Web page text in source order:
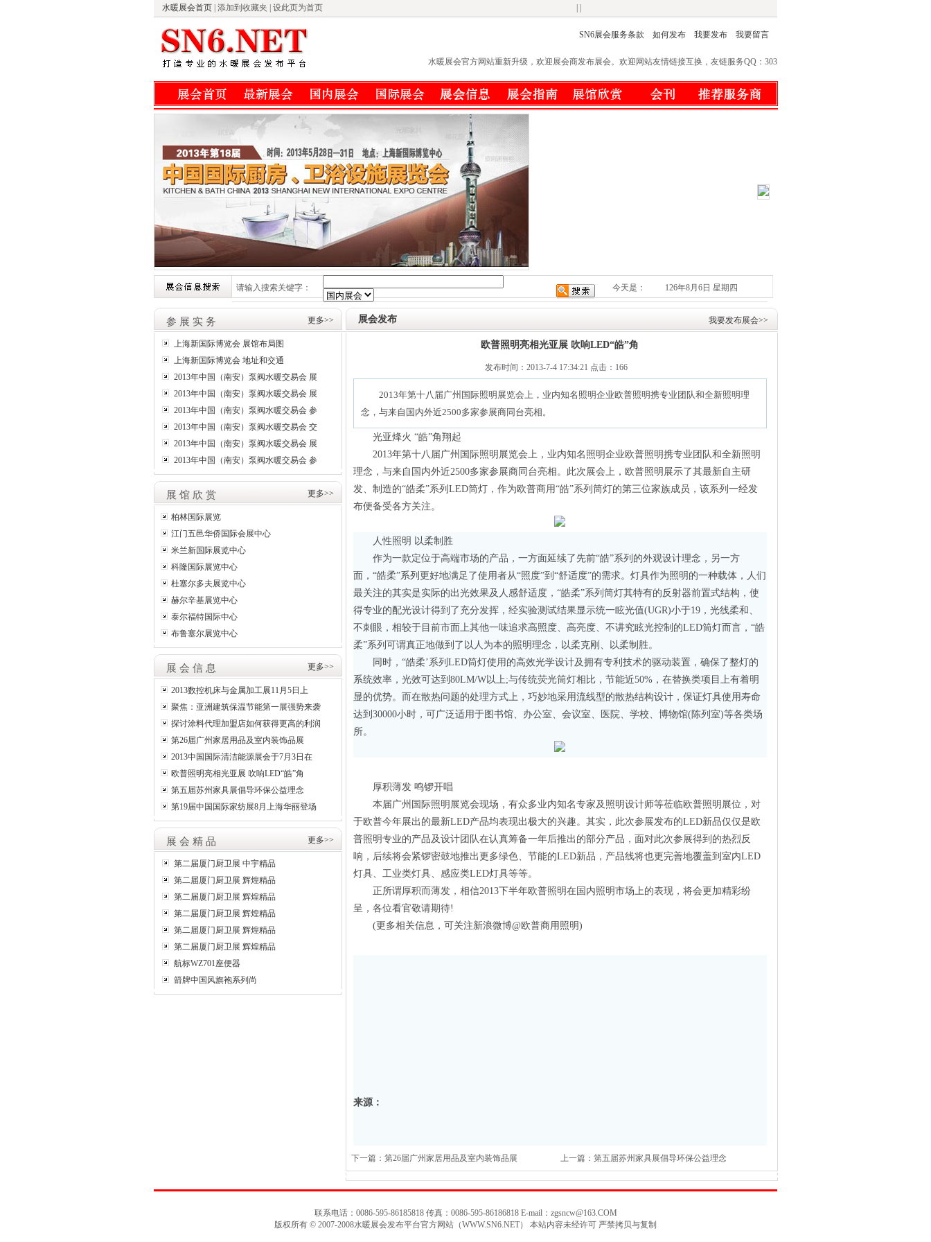
水暖展会首页 添加到收藏夹 设此页为首页
SN6展会服务条款 如何发布 我要发布 我要留言
水暖展会官方网站重新升级，欢迎展会商发布展会。欢迎网站友情链接互换，友链服务QQ：303062318 本网站网址：http://www.sn6.net/ 链
请输入搜索关键字： 今天是： 126年8月6日 星期四
参 展 实 务 更多>>
上海新国际博览会 展馆布局图
上海新国际博览会 地址和交通
2013年中国（南安）泵阀水暖交易会 展
2013年中国（南安）泵阀水暖交易会 展
2013年中国（南安）泵阀水暖交易会 参
2013年中国（南安）泵阀水暖交易会 交
2013年中国（南安）泵阀水暖交易会 展
2013年中国（南安）泵阀水暖交易会 参
展 馆 欣 赏 更多>>
柏林国际展览
江门五邑华侨国际会展中心
米兰新国际展览中心
科隆国际展览中心
杜塞尔多夫展览中心
赫尔辛基展览中心
泰尔福特国际中心
布鲁塞尔展览中心
展 会 信 息 更多>>
2013数控机床与金属加工展11月5日上
聚焦：亚洲建筑保温节能第一展强势来袭
探讨涂料代理加盟店如何获得更高的利润
第26届广州家居用品及室内装饰品展
2013中国国际清洁能源展会于7月3日在
欧普照明亮相光亚展 吹响LED“皓”角
第五届苏州家具展倡导环保公益理念
第19届中国国际家纺展8月上海华丽登场
展 会 精 品 更多>>
第二届厦门厨卫展 中宇精品
第二届厦门厨卫展 辉煌精品
第二届厦门厨卫展 辉煌精品
第二届厦门厨卫展 辉煌精品
第二届厦门厨卫展 辉煌精品
第二届厦门厨卫展 辉煌精品
航标WZ701座便器
箭牌中国风旗袍系列尚
展会发布 我要发布展会>>
欧普照明亮相光亚展 吹响LED“皓”角
发布时间： 2013-7-4 17:34:21 点击： 166
2013年第十八届广州国际照明展览会上，业内知名照明企业欧普照明携专业团队和全新照明理
念，与来自国内外近2500多家参展商同台亮相。
光亚烽火 “皓”角翔起
2013年第十八届广州国际照明展览会上，业内知名照明企业欧普照明携专业团队和全新照明
理念，与来自国内外近2500多家参展商同台亮相。此次展会上，欧普照明展示了其最新自主研
发、制造的“皓柔”系列LED筒灯，作为欧普商用“皓”系列筒灯的第三位家族成员，该系列一经发
布便备受各方关注。
人性照明 以柔制胜
作为一款定位于高端市场的产品，一方面延续了先前“皓”系列的外观设计理念，另一方
面，“皓柔”系列更好地满足了使用者从“照度”到“舒适度”的需求。灯具作为照明的一种载体，人们
最关注的其实是实际的出光效果及人感舒适度，“皓柔”系列筒灯其特有的反射器前置式结构，使
得专业的配光设计得到了充分发挥，经实验测试结果显示统一眩光值(UGR)小于19，光线柔和、
不刺眼，相较于目前市面上其他一味追求高照度、高亮度、不讲究眩光控制的LED筒灯而言，“皓
柔”系列可谓真正地做到了以人为本的照明理念，以柔克刚、以柔制胜。
同时，“皓柔’系列LED筒灯使用的高效光学设计及拥有专利技术的驱动装置，确保了整灯的
系统效率，光效可达到80LM/W以上;与传统荧光筒灯相比，节能近50%，在替换类项目上有着明
显的优势。而在散热问题的处理方式上，巧妙地采用流线型的散热结构设计，保证灯具使用寿命
达到30000小时，可广泛适用于图书馆、办公室、会议室、医院、学校、博物馆(陈列室)等各类场
所。
厚积薄发 鸣锣开唱
本届广州国际照明展览会现场，有众多业内知名专家及照明设计师等莅临欧普照明展位，对
于欧普今年展出的最新LED产品均表现出极大的兴趣。其实，此次参展发布的LED新品仅仅是欧
普照明专业的产品及设计团队在认真筹备一年后推出的部分产品，面对此次参展得到的热烈反
响，后续将会紧锣密鼓地推出更多绿色、节能的LED新品，产品线将也更完善地覆盖到室内LED
灯具、工业类灯具、感应类LED灯具等等。
正所谓厚积而薄发，相信2013下半年欧普照明在国内照明市场上的表现，将会更加精彩纷
呈，各位看官敬请期待!
(更多相关信息，可关注新浪微博@欧普商用照明)
来源：
下一篇：第26届广州家居用品及室内装饰品展 上一篇：第五届苏州家具展倡导环保公益理念
联系电话：0086-595-86185818 传真：0086-595-86186818 E-mail： zgsncw@163.COM
版权所有 © 2007-2008水暖展会发布平台官方网站（WWW.SN6.NET） 本站内容未经许可 严禁拷贝与复制